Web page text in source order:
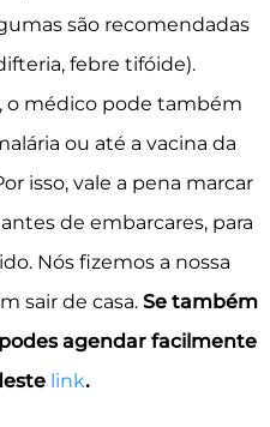
são recomendadas
febre tifóide).
o médico pode também
ou até a vacina da
isso, vale a pena marcar
antes de embarcares, para
Nós fizemos a nossa
sair de casa. Se também
agendar facilmente
link.